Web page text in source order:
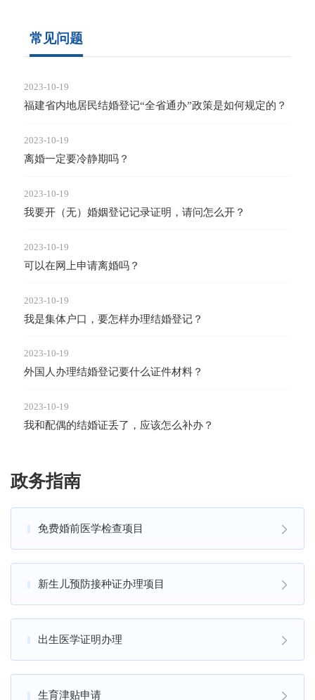
常见问题
2023-10-19
福建省内地居民结婚登记“全省通办”政策是如何规定的？
2023-10-19
离婚一定要冷静期吗？
2023-10-19
我要开（无）婚姻登记记录证明，请问怎么开？
2023-10-19
可以在网上申请离婚吗？
2023-10-19
我是集体户口，要怎样办理结婚登记？
2023-10-19
外国人办理结婚登记要什么证件材料？
2023-10-19
我和配偶的结婚证丢了，应该怎么补办？
政务指南
免费婚前医学检查项目
新生儿预防接种证办理项目
出生医学证明办理
生育津贴申请